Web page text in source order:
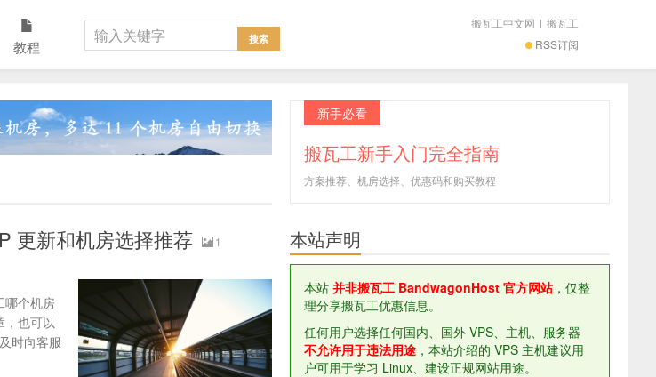
教程 RSS订阅
搬瓦工中文网 | 搬瓦工
更新和机房选择推荐
1
哪个机房
，也可以
时向客服
新手必看
搬瓦工新手入门完全指南
方案推荐、机房选择、优惠码和购买教程
本站声明
本站 并非搬瓦工 BandwagonHost 官方网站，仅整
理分享搬瓦工优惠信息。
任何用户选择任何国内、国外 VPS、主机、服务器
不允许用于违法用途 ，本站介绍的 VPS 主机建议用
户可用于学习 Linux、建设正规网站用途。